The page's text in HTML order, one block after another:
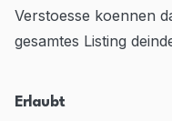
Verstoesse koennen
gesamtes Listing
Erlaubt